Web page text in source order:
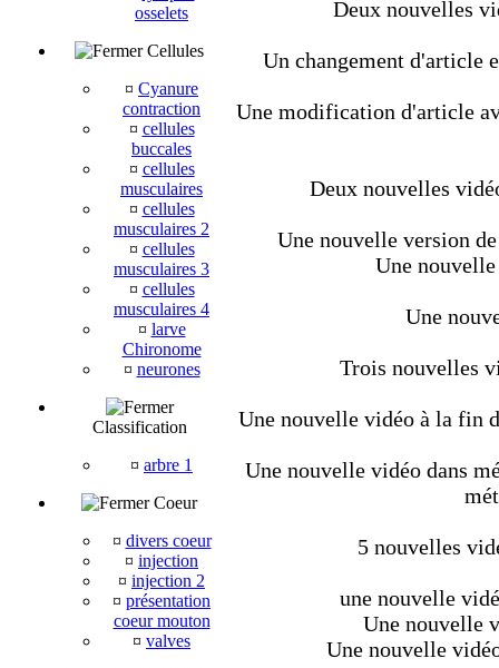
osselets
Cellules
¤ Cyanure
contraction
¤ cellules
buccales
¤ cellules
musculaires
¤ cellules
musculaires 2
¤ cellules
musculaires 3
¤ cellules
musculaires 4
¤ larve
Chironome
¤ neurones
Classification
¤ arbre 1
Coeur
¤ divers coeur
¤ injection
¤ injection 2
¤ présentation
coeur mouton
¤ valves
Deux nouvelles
Un changement d'article
Une modification d'article
Deux nouvelles
Une nouvelle version
Une
Une
Trois nouvelles
Une nouvelle vidéo à la fin
Une nouvelle vidéo dans
5 nouvelles
une nouvelle
Une nouvelle
Une nouvelle